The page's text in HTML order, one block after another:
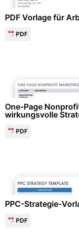
PDF Vorlage für
PDF
One-Page
wirkungsvolle
PDF
PPC-Strategie-
PDF